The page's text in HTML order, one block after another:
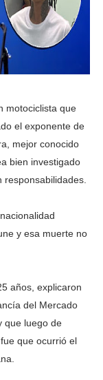
motociclista que
el exponente de
mejor conocido
bien investigado
y esa muerte no
años, explicaron
del Mercado
que luego de
que ocurrió el